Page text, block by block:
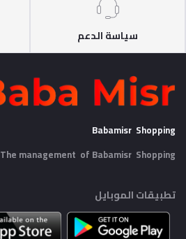
سياسة الدعم
Babamisr Shopping
The management of Babamisr Shopping
تطبيقات الموبايل